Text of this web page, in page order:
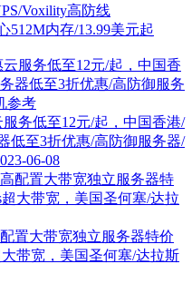
Voxility高防线
512M内存/13.99美元起
务低至12元/起，中国香港/
低至3折优惠/高防御服务器/
06-08
置大带宽独立服务器特价
带宽，美国圣何塞/达拉斯